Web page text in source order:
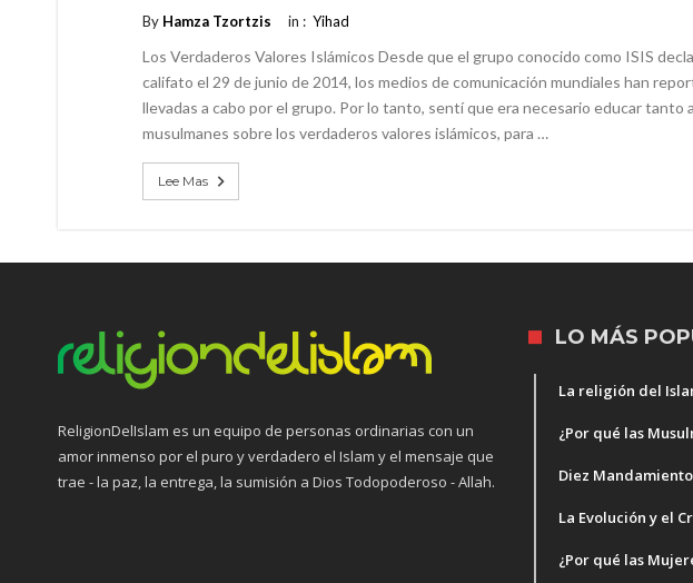
By Hamza Tzortzis in : Yihad
Los Verdaderos Valores Islámicos Desde que el grupo conocido como ISIS
califato el 29 de junio de 2014, los medios de comunicación mundiales han
llevadas a cabo por el grupo. Por lo tanto, sentí que era necesario educar tanto
musulmanes sobre los verdaderos valores islámicos, para …
Lee Mas
ReligionDelIslam es un equipo de personas ordinarias con un
amor inmenso por el puro y verdadero el Islam y el mensaje que
trae - la paz, la entrega, la sumisión a Dios Todopoderoso - Allah.
LO MÁS
La religión del
¿Por qué las
Diez
La Evolución y el
¿Por qué las